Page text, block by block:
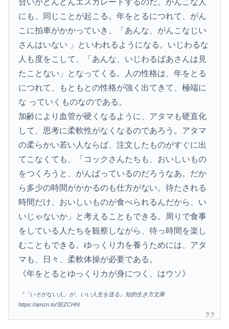
合いがどんどんエスカレートするのだ。がんこな人
にも、同じことが起こる。年をとるにつれて、がん
こに拍車がかかっていき、「あんな、がんこなじい
さんはいない 」といわれるようになる。いじわるな
人も度をこして、「あんな、いじわるばあさんは見
たことない」となってくる。人の性格は、年をとる
につれて、もともとの性格が強く出てきて、極端に
な っていくものなのである。
加齢により血管が硬くなるように、アタマも硬直化
して、思考に柔軟性がなくなるのであろう。アタマ
の柔らかい若い人ならば、注文したものがすぐに出
てこなくても、「コックさんたちも、おいしいもの
をつくろうと、がんばっているのだろうなあ。だか
ら多少の時間がかかるのも仕方がない。待たされる
時間だけ、おいしいものが食べられるんだから、い
いじゃないか」と考えることもできる。周りで食事
をしている人たちを観察しながら、待っ時間を楽し
むこともできる。ゆっくり力を養うためには、アタ
マも、日々、柔軟体操が必要である。
《年をとるとゆっくりカが身につく、はウソ》
『「いそがない人」が、いい人生を送る』知的生き方文庫
https://amzn.to/3EZCHhI